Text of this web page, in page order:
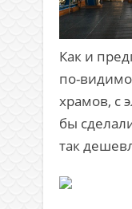
Как и
по-
храмов, с
бы
так